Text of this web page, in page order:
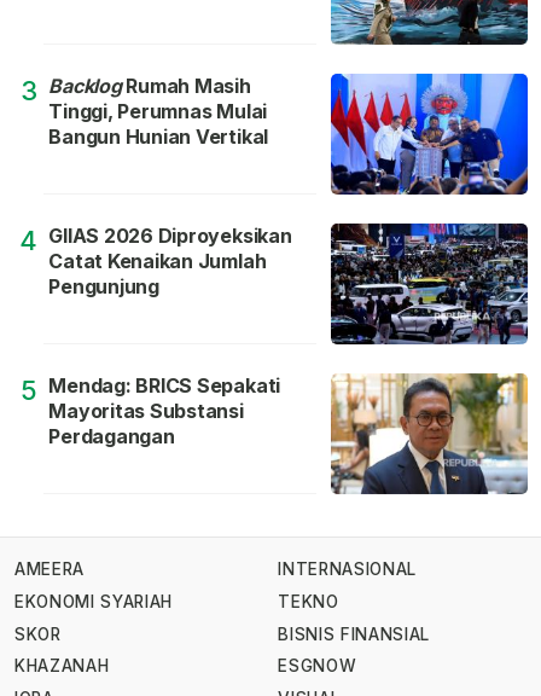
3 BacklogRumah Masih
Tinggi, Perumnas Mulai
Bangun Hunian Vertikal
4 GIIAS 2026 Diproyeksikan
Catat Kenaikan Jumlah
Pengunjung
5 Mendag: BRICS Sepakati
Mayoritas Substansi
Perdagangan
AMEERA
EKONOMI SYARIAH
SKOR
KHAZANAH
INTERNASIONAL
TEKNO
BISNIS FINANSIAL
ESGNOW